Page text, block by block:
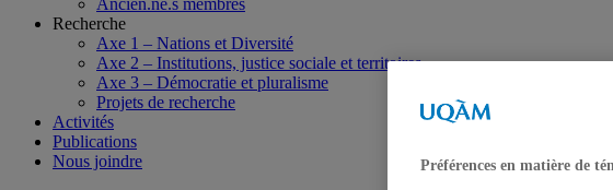
Ancien.ne.s membres
Recherche
Axe 1 – Nations et Diversité
Axe 2 – Institutions, justice sociale et territoires
Axe 3 – Démocratie et pluralisme
Projets de recherche
Activités
Publications
Nous joindre
Préférences en matière de